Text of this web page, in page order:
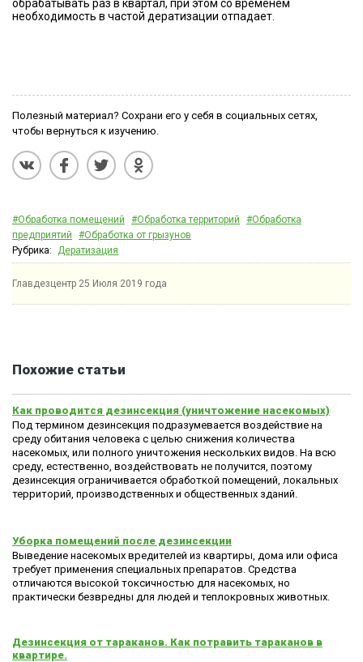
обрабатывать раз в квартал, при этом со временем
необходимость в частой дератизации отпадает.
Полезный материал? Сохрани его у себя в социальных сетях,
чтобы вернуться к изучению.
#Обработка помещений #Обработка территорий
#Обработка
предприятий
#Обработка от грызунов
Рубрика: Дератизация
Главдезцентр 25 Июля 2019 года
Похожие статьи
Как проводится дезинсекция (уничтожение насекомых)
Под термином дезинсекция подразумевается воздействие на
среду обитания человека с целью снижения количества
насекомых, или полного уничтожения нескольких видов. На всю
среду, естественно, воздействовать не получится, поэтому
дезинсекция ограничивается обработкой помещений, локальных
территорий, производственных и общественных зданий.
Уборка помещений после дезинсекции
Выведение насекомых вредителей из квартиры, дома или офиса
требует применения специальных препаратов. Средства
отличаются высокой токсичностью для насекомых, но
практически безвредны для людей и теплокровных животных.
Дезинсекция от тараканов. Как потравить тараканов в
квартире.